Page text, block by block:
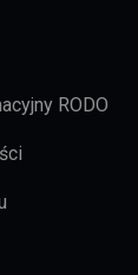
RODO